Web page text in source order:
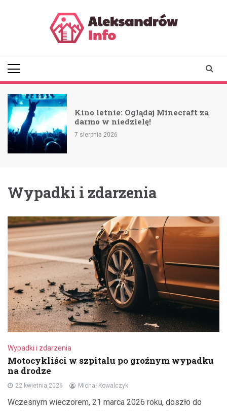
Kino letnie: Oglądaj Minecraft za
darmo w niedzielę!
7 sierpnia 2026
Wypadki i zdarzenia
Wypadki i zdarzenia
Motocykliści w szpitalu po groźnym wypadku
na drodze
22 kwietnia 2026 Michał Kowalczyk
Wczesnym wieczorem, 21 marca 2026 roku, doszło do